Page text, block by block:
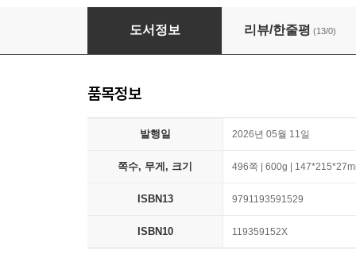
케어리스 피플
도서정보 리뷰/한줄평 (13/0)
품목정보
발행일 2026년 05월 11일
쪽수, 무게, 크기 496쪽 | 600g |
ISBN13 9791193591529
ISBN10 119359152X